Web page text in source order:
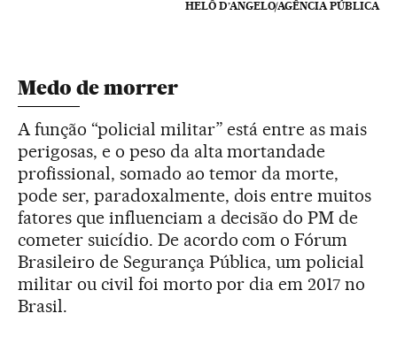
HELÔ D’ANGELO/AGÊNCIA PÚBLICA
Medo de morrer
A função “policial militar” está entre as mais
perigosas, e o peso da alta mortandade
profissional, somado ao temor da morte,
pode ser, paradoxalmente, dois entre muitos
fatores que influenciam a decisão do PM de
cometer suicídio. De acordo com o Fórum
Brasileiro de Segurança Pública, um policial
militar ou civil foi morto por dia em 2017 no
Brasil.